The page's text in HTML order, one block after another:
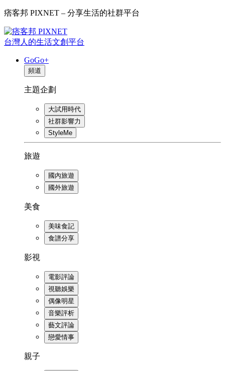
痞客邦 PIXNET – 分享生活的社群平台
台灣人的生活文創平台
GoGo+
頻道
主題企劃
大試用時代
社群影響力
StyleMe
旅遊
國內旅遊
國外旅遊
美食
美味食記
食譜分享
影視
電影評論
視聽娛樂
偶像明星
音樂評析
藝文評論
戀愛情事
親子